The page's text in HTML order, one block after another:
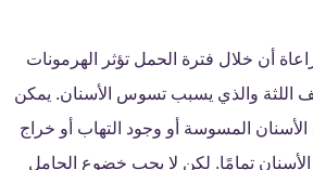
أن خلال فترة الحمل تؤثر الهرمونات
اللثة والذي يسبب تسوس الأسنان. يمكن
المسوسة أو وجود التهاب أو خراج
تمامًا. لكن لا يجب خضوع الحامل